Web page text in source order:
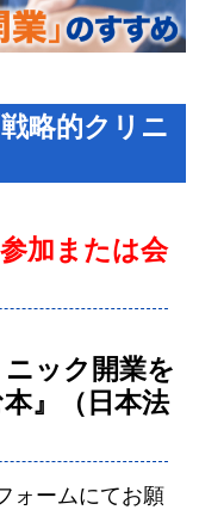
略的クリニ
加または会
ック開業を
』（日本法
ォームにてお願